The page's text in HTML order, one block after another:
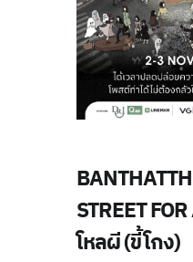
STREET
โหลผี (ขี้โกง)